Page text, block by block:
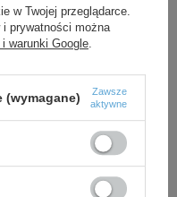
naszego
w Twojej przeglądarce.
prywatności można
warunki Google
Zawsze
aktywne